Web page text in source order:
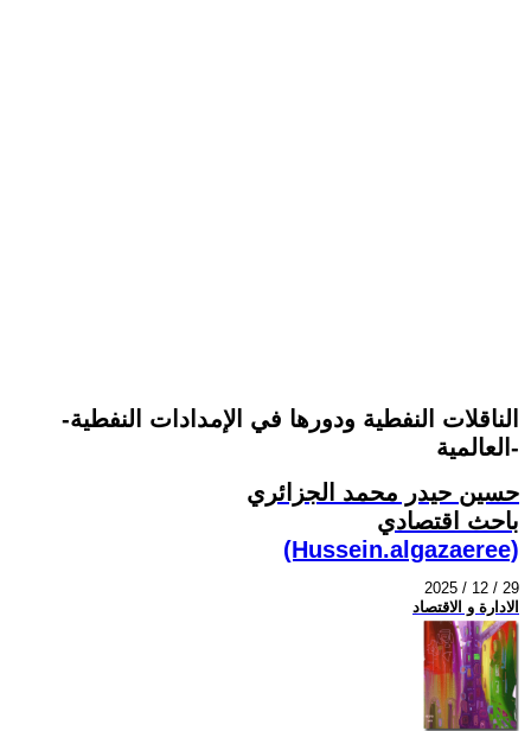
-الناقلات النفطية ودورها في الإمدادات النفطية
العالمية-
حسين حيدر محمد الجزائري
باحث اقتصادي
(Hussein.algazaeree)
2025 / 12 / 29
الادارة و الاقتصاد